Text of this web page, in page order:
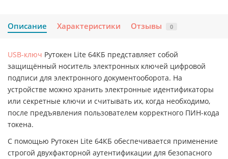
Описание Характеристики Отзывы 0
USB-ключ Рутокен Lite 64КБ представляет собой
защищённый носитель электронных ключей цифровой
подписи для электронного документооборота. На
устройстве можно хранить электронные идентификаторы
или секретные ключи и считывать их, когда необходимо,
после предъявления пользователем корректного ПИН-кода
токена.
С помощью Рутокен Lite 64КБ обеспечивается применение
строгой двухфакторной аутентификации для безопасного